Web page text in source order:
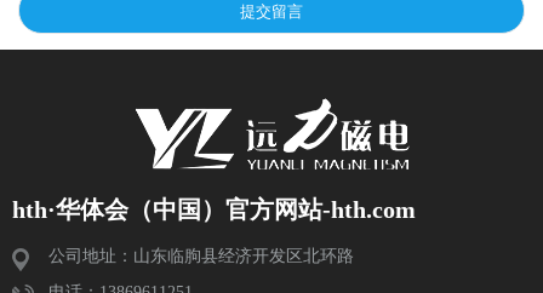
hth·华体会（中国）官方网站-hth.com
公司地址：山东临朐县经济开发区北环路